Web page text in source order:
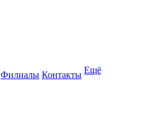
Филиалы Контакты Ещё